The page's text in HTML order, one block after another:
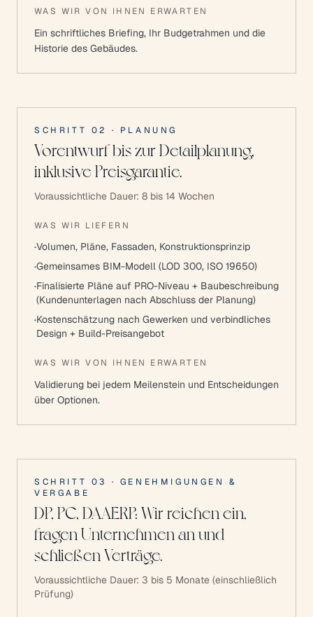
WAS WIR VON IHNEN ERWARTEN
Ein schriftliches Briefing, Ihr Budgetrahmen und die
Historie des Gebäudes.
SCHRITT 02 · PLANUNG
Vorentwurf bis zur Detailplanung,
inklusive Preisgarantie.
Voraussichtliche Dauer: 8 bis 14 Wochen
WAS WIR LIEFERN
·Volumen, Pläne, Fassaden, Konstruktionsprinzip
·Gemeinsames BIM-Modell (LOD 300, ISO 19650)
·Finalisierte Pläne auf PRO-Niveau + Baubeschreibung
(Kundenunterlagen nach Abschluss der Planung)
·Kostenschätzung nach Gewerken und verbindliches
Design + Build-Preisangebot
WAS WIR VON IHNEN ERWARTEN
Validierung bei jedem Meilenstein und Entscheidungen
über Optionen.
SCHRITT 03 · GENEHMIGUNGEN &
VERGABE
DP, PC, DAAERP: Wir reichen ein,
fragen Unternehmen an und
schließen Verträge.
Voraussichtliche Dauer: 3 bis 5 Monate (einschließlich
Prüfung)